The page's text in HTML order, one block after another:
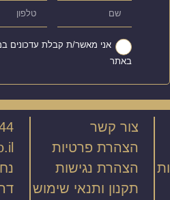
אני מאשר/ת קבלת עדכונים
באתר
צור קשר
הצהרת פרטיות
הצהרת נגישות
תקנון ותנאי שימוש
נחום
דרך